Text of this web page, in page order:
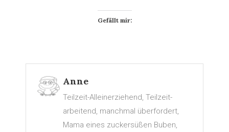
Gefällt mir:
Anne
Teilzeit-Alleinerziehend, Teilzeit-
arbeitend, manchmal überfordert,
Mama eines zuckersüßen Buben,